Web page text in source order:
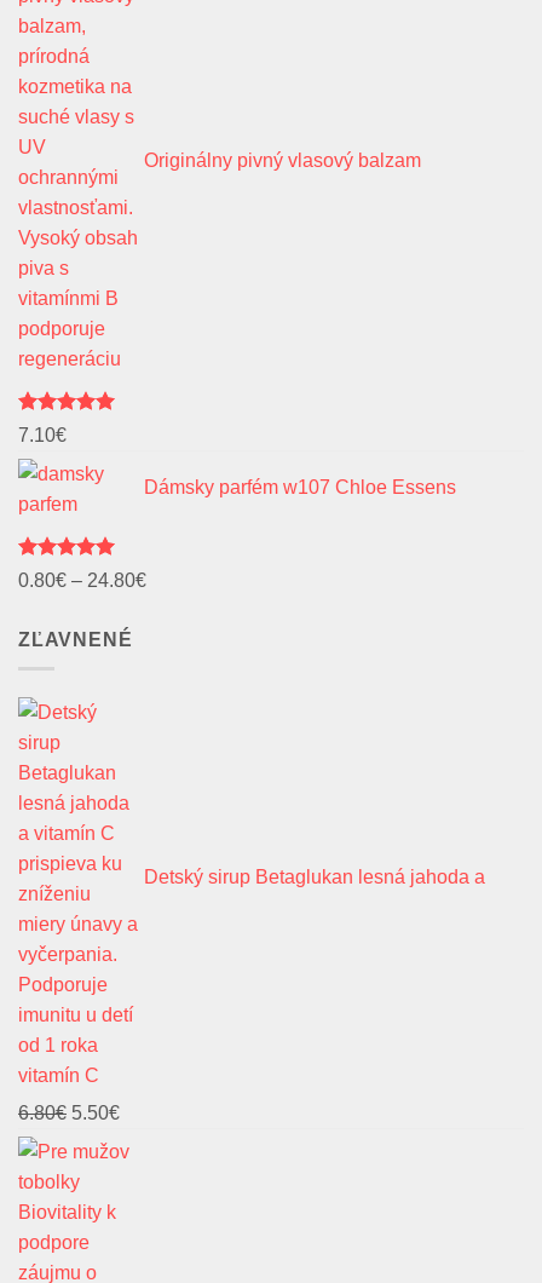
Originálny pivný vlasový balzam
Hodnotenie
7.10€
Dámsky parfém w107 Chloe Essens
Hodnotenie
0.80€ – 24.80€Price
ZĽAVNENÉ
Detský sirup Betaglukan lesná jahoda a
vitamín C
6.80€ Pôvodná
cena
6.80€.
5.50€Aktuálna